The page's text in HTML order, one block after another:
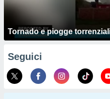
Tornado e piogge
Seguici